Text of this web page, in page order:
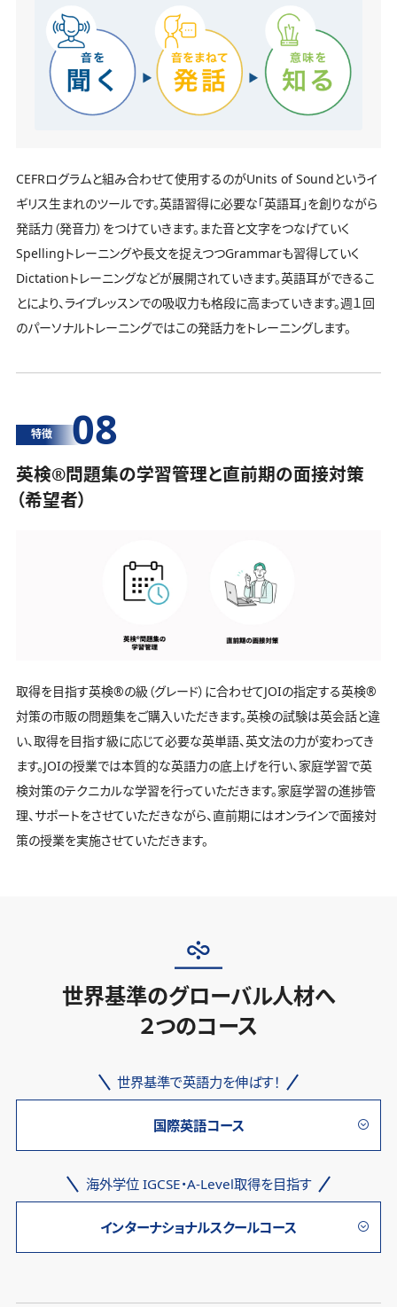
CEFRログラムと組み合わせて使用するのがUnits of Soundというイ
ギリス生まれのツールです。英語習得に必要な「英語耳」を創りながら
発話力（発音力）をつけていきます。また音と文字をつなげていく
Spellingトレーニングや長文を捉えつつGrammarも習得していく
Dictationトレーニングなどが展開されていきます。英語耳ができるこ
とにより、ライブレッスンでの吸収力も格段に高まっていきます。週１回
のパーソナルトレーニングではこの発話力をトレーニングします。
特徴 08
英検®️問題集の学習管理と直前期の面接対策
（希望者）
取得を目指す英検®️の級（グレード）に合わせてJOIの指定する英検®️
対策の市販の問題集をご購入いただきます。英検の試験は英会話と違
い、取得を目指す級に応じて必要な英単語、英文法の力が変わってき
ます。JOIの授業では本質的な英語力の底上げを行い、家庭学習で英
検対策のテクニカルな学習を行っていただきます。家庭学習の進捗管
理、サポートをさせていただきながら、直前期にはオンラインで面接対
策の授業を実施させていただきます。
世界基準のグローバル人材へ
２つのコース
世界基準で英語力を伸ばす！
国際英語コース
海外学位 IGCSE・A-Level取得を目指す
インターナショナルスクールコース